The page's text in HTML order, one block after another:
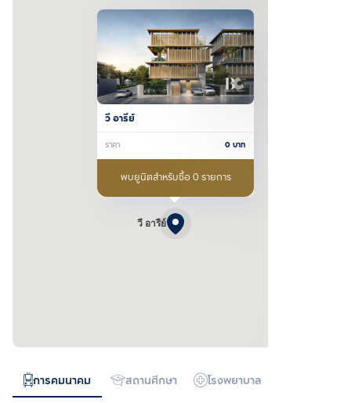
วี อารีย์
วี อารีย์
ราคา 0บาท
พบยูนิตสำหรับซื้อ 0 รายการ
การคมนาคม สถานศึกษา โรงพยาบาล